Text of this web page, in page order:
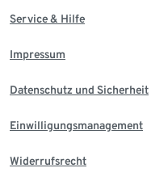
Service & Hilfe
Impressum
Datenschutz und Sicherheit
Einwilligungsmanagement
Widerrufsrecht